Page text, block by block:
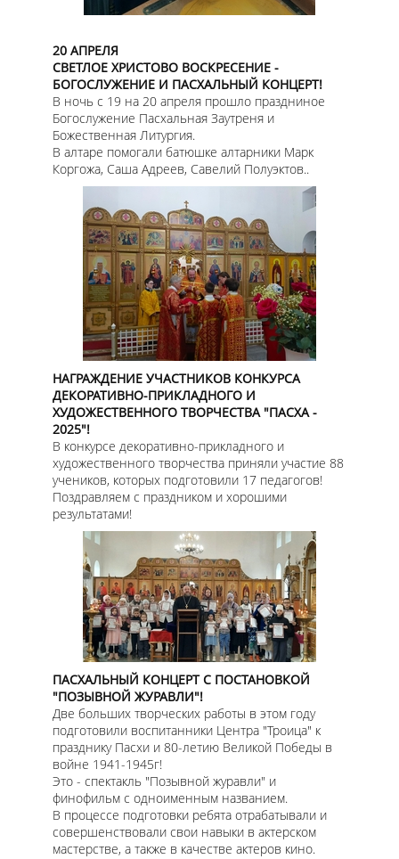
20 АПРЕЛЯ
СВЕТЛОЕ ХРИСТОВО ВОСКРЕСЕНИЕ -
БОГОСЛУЖЕНИЕ И ПАСХАЛЬНЫЙ КОНЦЕРТ!
В ночь с 19 на 20 апреля прошло праздниное
Богослужение Пасхальная Заутреня и
Божественная Литургия.
В алтаре помогали батюшке алтарники Марк
Коргожа, Саша Адреев, Савелий Полуэктов..
НАГРАЖДЕНИЕ УЧАСТНИКОВ КОНКУРСА
ДЕКОРАТИВНО-ПРИКЛАДНОГО И
ХУДОЖЕСТВЕННОГО ТВОРЧЕСТВА "ПАСХА -
2025"!
В конкурсе декоративно-прикладного и
художественного творчества приняли участие 88
учеников, которых подготовили 17 педагогов!
Поздравляем с праздником и хорошими
результатами!
ПАСХАЛЬНЫЙ КОНЦЕРТ С ПОСТАНОВКОЙ
"ПОЗЫВНОЙ ЖУРАВЛИ"!
Две больших творческих работы в этом году
подготовили воспитанники Центра "Троица" к
празднику Пасхи и 80-летию Великой Победы в
войне 1941-1945г!
Это - спектакль "Позывной журавли" и
финофильм с одноименным названием.
В процессе подготовки ребята отрабатывали и
совершенствовали свои навыки в актерском
мастерстве, а также в качестве актеров кино.